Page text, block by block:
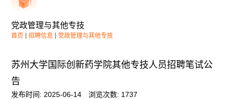
党政管理与其他专技
首页 招聘信息 党政管理与其他专技
苏州大学国际创新药学院其他专技人员招聘笔试公
告
发布时间: 2025-06-14 浏览次数: 1737